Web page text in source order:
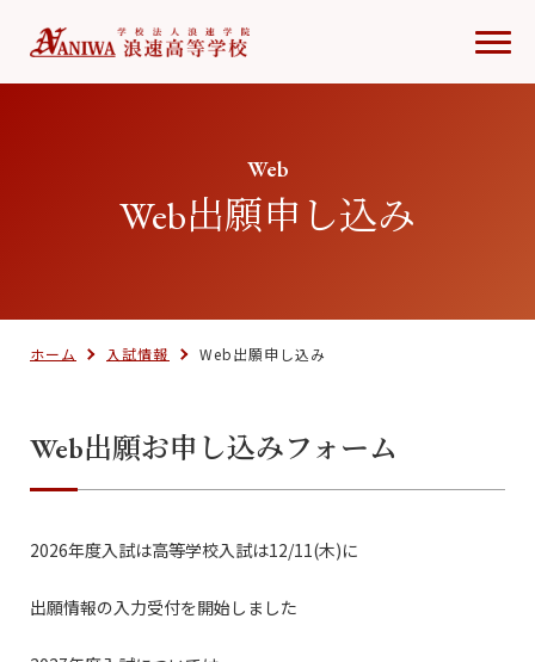
Web
Web出願申し込み
ホーム 入試情報 Web出願申し込み
Web出願お申し込みフォーム
2026年度入試は高等学校入試は12/11(木)に
出願情報の入力受付を開始しました